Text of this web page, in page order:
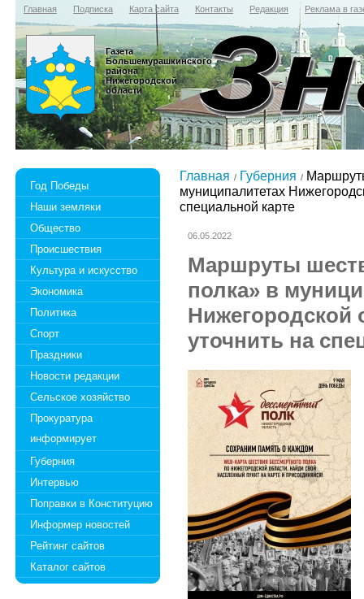
Главная Подписка Карта сайта Контакты Редакция Реклама в
Газета
Большемурашкинского
района
Нижегородской
области
Год Победы
Наши земляки
Общество
Происшествия
Культура и искусство
Экономика
Политика
Спорт
Праздники
Новости редакции
Сельское хозяйство
Прокуратура
информирует
Губерния
Интервью
Поправки в Конституцию
Информер новостей
Рейтинг сайтов
Каталог сайтов
Главная Губерния
муниципалитетах
специальной карте
06.05.2022
Маршруты
полка» в
Нижегородской
уточнить на